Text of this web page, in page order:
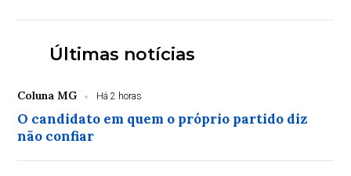
Últimas notícias
Coluna MG Há 2 horas
O candidato em quem o próprio partido diz
não confiar